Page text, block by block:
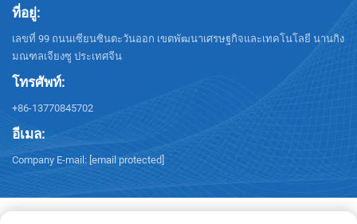
ที่อยู่:
เลขที่ 99 ถนนเซียนซินตะวันออก เขตพัฒนาเศรษฐกิจและเทคโนโลยี นานกิง
มณฑลเจียงซู ประเทศจีน
โทรศัพท์:
+86-13770845702
อีเมล:
Company E-mail: [email protected]